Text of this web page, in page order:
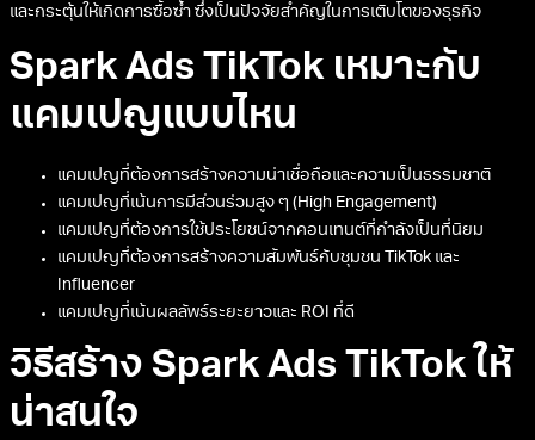
และกระตุ้นให้เกิดการซื้อซ้ำ ซึ่งเป็นปัจจัยสำคัญในการเติบโตของธุรกิจ
Spark Ads TikTok เหมาะกับ
แคมเปญแบบไหน
แคมเปญที่ต้องการสร้างความน่าเชื่อถือและความเป็นธรรมชาติ
แคมเปญที่เน้นการมีส่วนร่วมสูง ๆ (High Engagement)
แคมเปญที่ต้องการใช้ประโยชน์จากคอนเทนต์ที่กำลังเป็นที่นิยม
แคมเปญที่ต้องการสร้างความสัมพันธ์กับชุมชน TikTok และ
Influencer
แคมเปญที่เน้นผลลัพธ์ระยะยาวและ ROI ที่ดี
วิธีสร้าง Spark Ads TikTok ให้
น่าสนใจ